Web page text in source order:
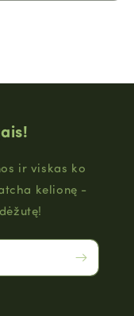
ir viskas ko
kelionę -